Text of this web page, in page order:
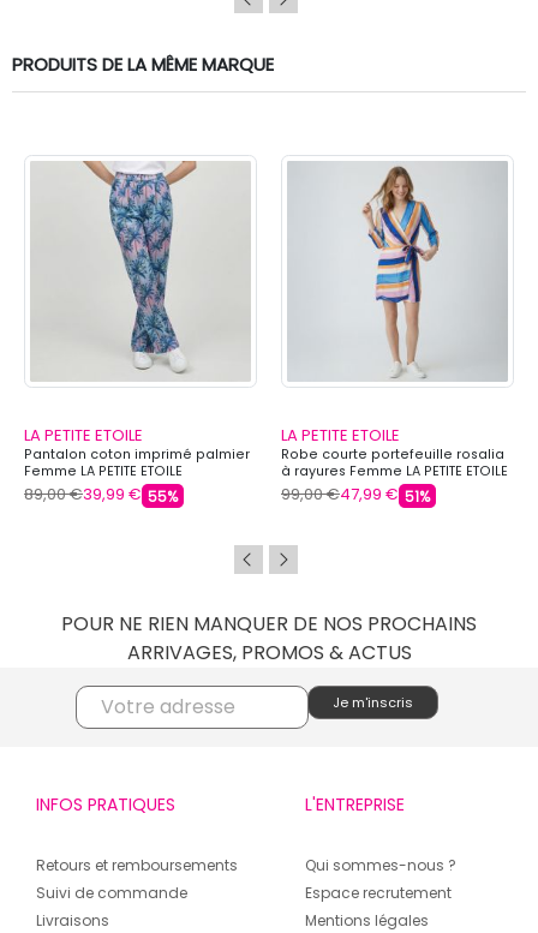
PRODUITS DE LA MÊME MARQUE
LA PETITE ETOILE
Pantalon coton imprimé palmier
Femme LA PETITE ETOILE
89,00 €39,99 € 55%
LA PETITE ETOILE
Robe courte portefeuille rosalia
à rayures Femme LA PETITE ETOILE
99,00 €47,99 € 51%
POUR NE RIEN MANQUER DE NOS PROCHAINS
ARRIVAGES, PROMOS & ACTUS
INFOS PRATIQUES
Retours et remboursements
Suivi de commande
Livraisons
L'ENTREPRISE
Qui sommes-nous ?
Espace recrutement
Mentions légales